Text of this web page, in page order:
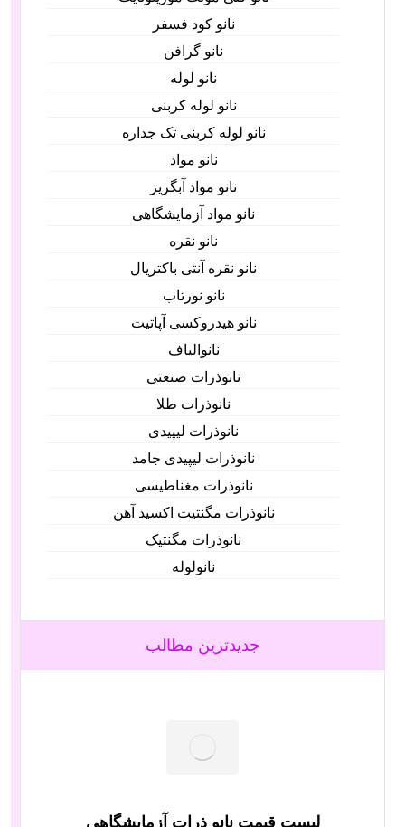
نانو کود فسفر
نانو گرافن
نانو لوله
نانو لوله کربنی
نانو لوله کربنی تک جداره
نانو مواد
نانو مواد آبگریز
نانو مواد آزمایشگاهی
نانو نقره
نانو نقره آنتی باکتریال
نانو نورتاب
نانو هیدروکسی آپاتیت
نانوالیاف
نانوذرات صنعتی
نانوذرات طلا
نانوذرات لیپیدی
نانوذرات لیپیدی جامد
نانوذرات مغناطیسی
نانوذرات مگنتیت اکسید آهن
نانوذرات مگنتیک
نانولوله‌
جدیدترین مطالب
لیست قیمت نانو ذرات آزمایشگاهی